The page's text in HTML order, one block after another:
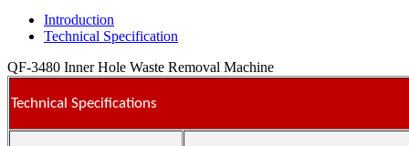
Introduction
Technical Specification
QF-3480 Inner Hole Waste Removal Machine
Technical Specifications